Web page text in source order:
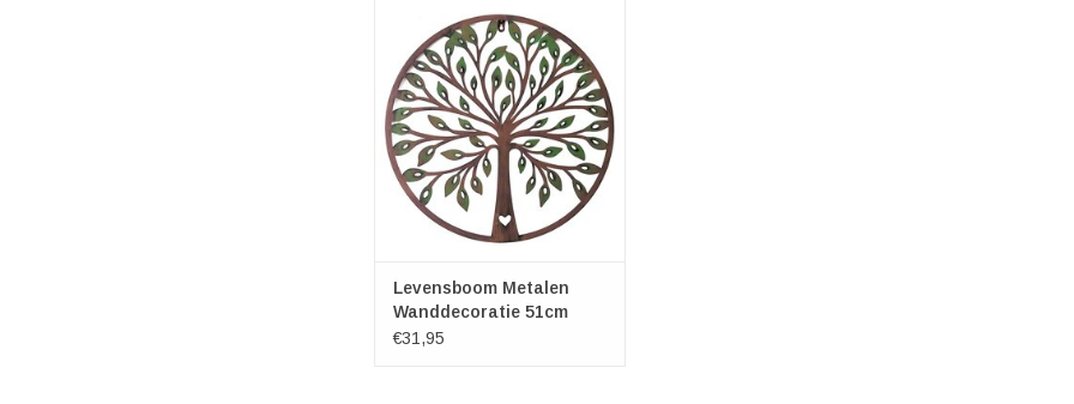
Levensboom Metalen
Wanddecoratie
Diameter ca. 51cm
Dikte: ca. 1cm
TOEVOEGEN AAN WINKELWAGEN
Levensboom Metalen
Wanddecoratie 51cm
€31,95